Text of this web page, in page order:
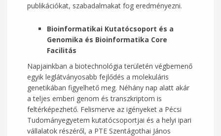
publikációkat, szabadalmakat fog eredményezni.
Bioinformatikai Kutatócsoport és a
Genomika és Bioinformatika Core
Facilitás
Napjainkban a biotechnológia területén végbemenő
egyik leglátványosabb fejlődés a molekuláris
genetikában figyelhető meg. Néhány nap alatt akár
a teljes emberi genom és transzkriptom is
feltérképezhető. Felismerve az igényeket a Pécsi
Tudományegyetem kutatócsoportjai és a helyi ipari
vállalatok részéről, a PTE Szentágothai János